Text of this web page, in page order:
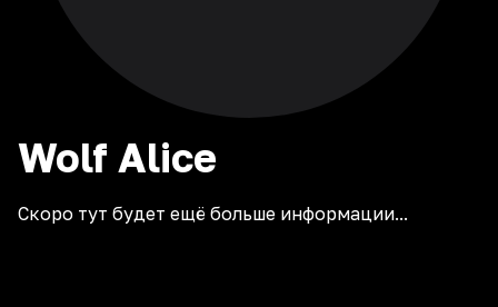
Wolf Alice
Скоро тут будет ещё больше информации...